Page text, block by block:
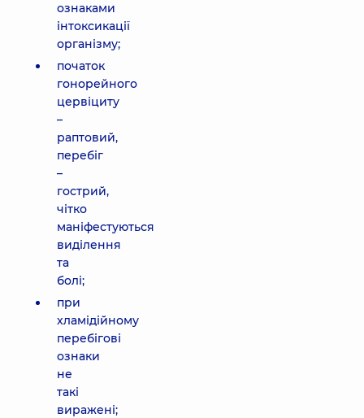
ознаками
інтоксикації
організму;
початок
гонорейного
цервіциту
–
раптовий,
перебіг
–
гострий,
чітко
маніфестуються
виділення
та
болі;
при
хламідійному
перебігові
ознаки
не
такі
виражені;